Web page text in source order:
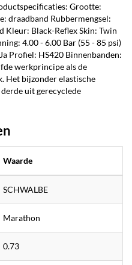
Grootte:
draadband Rubbermengsel:
Kleur: Black-Reflex Skin: Twin
4.00 - 6.00 Bar (55 - 85 psi)
Profiel: HS420 Binnenbanden:
werkprincipe als de
Het bijzonder elastische
uit gerecyclede
Waarde
SCHWALBE
Marathon
0.73